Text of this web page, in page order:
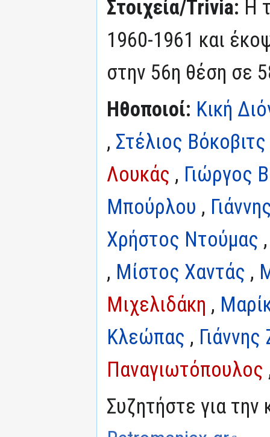
Στοιχεία/Trivia: Η
1960-1961 και
στην 56η θέση σε
Ηθοποιοί: Κική
, Στέλιος Βόκοβιτς
Λουκάς , Γιώργος
Μπούρλου ,
Χρήστος Ντούμας
, Μίστος Χαντάς ,
Μιχελιδάκη ,
Κλεώπας ,
Παναγιωτόπουλος
Συζητήστε για την